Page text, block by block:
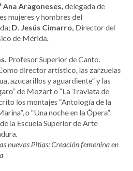
Ana Aragoneses, delegada de
mujeres y hombres del
D. Jesús Cimarro, Director del
de Mérida.
Profesor Superior de Canto.
director artístico, las zarzuelas
azucarillos y aguardiente” y las
de Mozart o “La Traviata de
los montajes “Antología de la
o “Una noche en la Ópera”.
la Escuela Superior de Arte
nuevas Pitias: Creación femenina en